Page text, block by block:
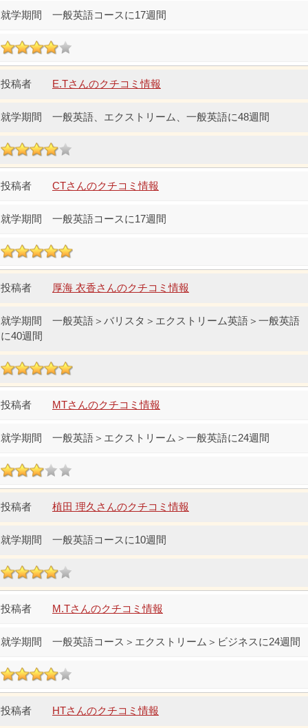
一般英語コースに17週間
E.Tさんのクチコミ情報
一般英語、エクストリーム、一般英語に48週間
CTさんのクチコミ情報
一般英語コースに17週間
厚海 衣香さんのクチコミ情報
一般英語＞バリスタ＞エクストリーム英語＞一般英語
に40週間
MTさんのクチコミ情報
一般英語＞エクストリーム＞一般英語に24週間
植田 理久さんのクチコミ情報
一般英語コースに10週間
M.Tさんのクチコミ情報
一般英語コース＞エクストリーム＞ビジネスに24週間
HTさんのクチコミ情報